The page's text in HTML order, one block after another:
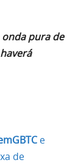
onda pura de
e
de